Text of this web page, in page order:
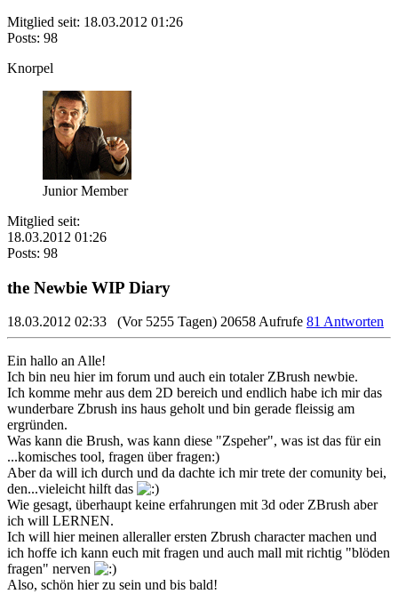
Mitglied seit: 18.03.2012 01:26
Posts: 98
Knorpel
Junior Member
Mitglied seit:
18.03.2012 01:26
Posts: 98
the Newbie WIP Diary
18.03.2012 02:33 (Vor 5255 Tagen) 20658 Aufrufe 81 Antworten
Ein hallo an Alle!
Ich bin neu hier im forum und auch ein totaler ZBrush newbie.
Ich komme mehr aus dem 2D bereich und endlich habe ich mir das
wunderbare Zbrush ins haus geholt und bin gerade fleissig am
ergründen.
Was kann die Brush, was kann diese "Zspeher", was ist das für ein
...komisches tool, fragen über fragen:)
Aber da will ich durch und da dachte ich mir trete der comunity bei,
den...vieleicht hilft das
Wie gesagt, überhaupt keine erfahrungen mit 3d oder ZBrush aber
ich will LERNEN.
Ich will hier meinen alleraller ersten Zbrush character machen und
ich hoffe ich kann euch mit fragen und auch mall mit richtig "blöden
fragen" nerven
Also, schön hier zu sein und bis bald!